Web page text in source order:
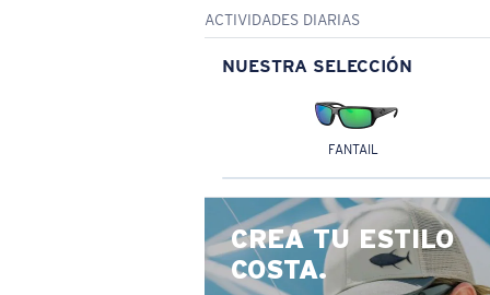
ACTIVIDADES DIARIAS
NUESTRA SELECCIÓN
FANTAIL
CREA TU ESTILO
COSTA.